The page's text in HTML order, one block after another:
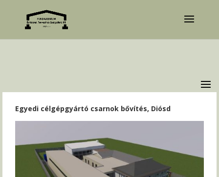
Egyedi célgépgyártó csarnok bővítés, Diósd